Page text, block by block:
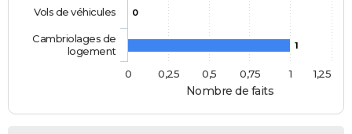
Nombre de faits
0
1
Vols de véhicules
Cambriolages de
logement
0
1
0,25 0,5 0,75 1,25